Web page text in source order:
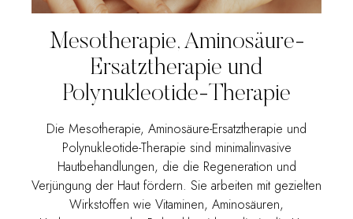
Mesotherapie, Aminosäure-
Ersatztherapie und
Polynukleotide-Therapie
Die Mesotherapie, Aminosäure-Ersatztherapie und
Polynukleotide-Therapie sind minimalinvasive
Hautbehandlungen, die die Regeneration und
Verjüngung der Haut fördern. Sie arbeiten mit gezielten
Wirkstoffen wie Vitaminen, Aminosäuren,